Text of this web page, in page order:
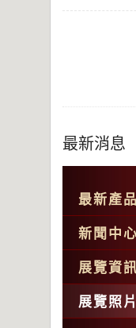
最新消息
最新產品
新聞中心
展覽資訊
展覽照片